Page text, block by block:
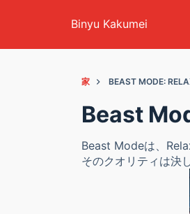
Binyu Kakumei
家 BEAST MODE:
Beast
Beast Modeは、
そのクオリティは決